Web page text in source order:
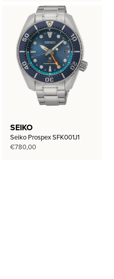
SEIKO
Seiko Prospex SFK001J1
€780,00